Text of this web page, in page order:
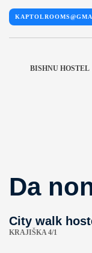
BISHNU HOSTEL
Da
City walk
KRAJIŠKA 4/1